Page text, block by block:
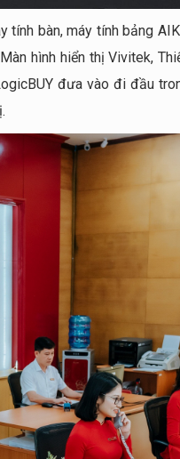
bàn, máy tính bảng
hình hiển thị Vivitek,
đưa vào đi đầu